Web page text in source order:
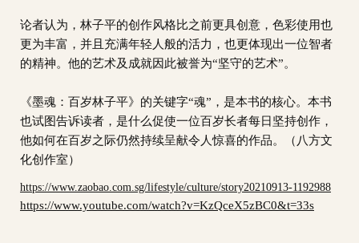
论者认为，林子平的创作风格比之前更具创意，色彩使用也
更为丰富，并且充满年轻人般的活力，也更体现出一位智者
的精神。他的艺术及成就因此被誉为“坚守的艺术”。
《墨魂：百岁林子平》的关键字“魂”，是本书的核心。本书
也试图告诉读者，是什么促使一位百岁长者每日坚持创作，
他如何在百岁之际仍然持续呈献令人惊喜的作品。（八方文
化创作室）
https://www.zaobao.com.sg/lifestyle/culture/story20210913-1192988
https://www.youtube.com/watch?v=KzQceX5zBC0&t=33s